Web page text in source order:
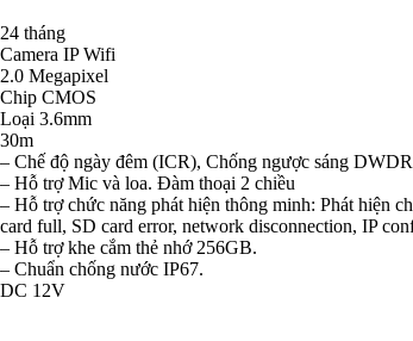
24 tháng
Camera IP Wifi
2.0 Megapixel
Chip CMOS
Loại 3.6mm
30m
– Chế độ ngày đêm (ICR), Chống ngược sáng
– Hỗ trợ Mic và loa. Đàm thoại 2 chiều
– Hỗ trợ chức năng phát hiện thông minh: Phát hiện
card full, SD card error, network disconnection, IP
– Hỗ trợ khe cắm thẻ nhớ 256GB.
– Chuẩn chống nước IP67.
DC 12V